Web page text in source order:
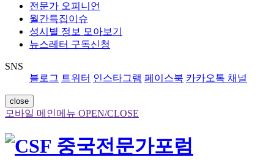
전문가 오피니언
월간특집이슈
성시별 정보 모아보기
뉴스레터 구독신청
SNS
블로그 트위터 인스타그램 페이스북 카카오톡 채널
close
모바일 메인메뉴 OPEN/CLOSE